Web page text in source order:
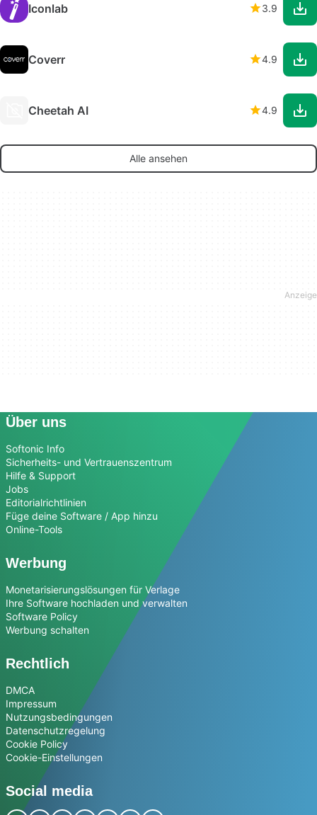
Iconlab 3.9
Coverr 4.9
Cheetah AI 4.9
Alle ansehen
Über uns
Softonic Info
Sicherheits- und Vertrauenszentrum
Hilfe & Support
Jobs
Editorialrichtlinien
Füge deine Software / App hinzu
Online-Tools
Werbung
Monetarisierungslösungen für Verlage
Ihre Software hochladen und verwalten
Software Policy
Werbung schalten
Rechtlich
DMCA
Impressum
Nutzungsbedingungen
Datenschutzregelung
Cookie Policy
Cookie-Einstellungen
Social media